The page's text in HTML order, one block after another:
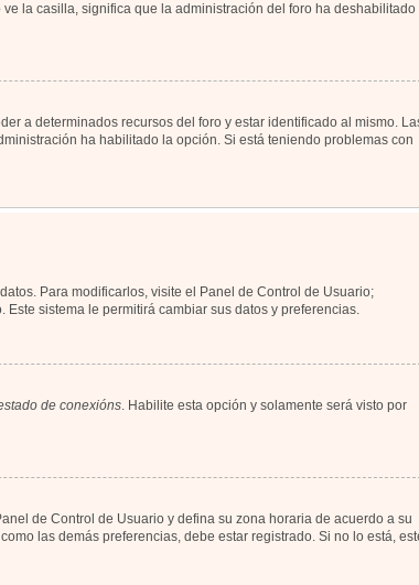
la casilla, significa que la administración del foro ha deshabilitado
a determinados recursos del foro y estar identificado al mismo.
ha habilitado la opción. Si está teniendo problemas con
Para modificarlos, visite el Panel de Control de Usuario;
sistema le permitirá cambiar sus datos y preferencias.
de conexións. Habilite esta opción y solamente será visto por
de Control de Usuario y defina su zona horaria de acuerdo a su
las demás preferencias, debe estar registrado. Si no lo está,